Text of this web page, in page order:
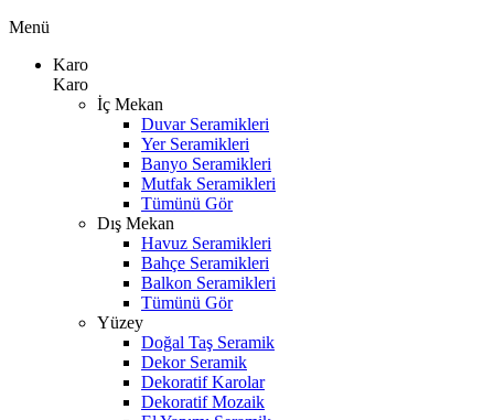
Menü
Karo
Karo
İç Mekan
Duvar Seramikleri
Yer Seramikleri
Banyo Seramikleri
Mutfak Seramikleri
Tümünü Gör
Dış Mekan
Havuz Seramikleri
Bahçe Seramikleri
Balkon Seramikleri
Tümünü Gör
Yüzey
Doğal Taş Seramik
Dekor Seramik
Dekoratif Karolar
Dekoratif Mozaik